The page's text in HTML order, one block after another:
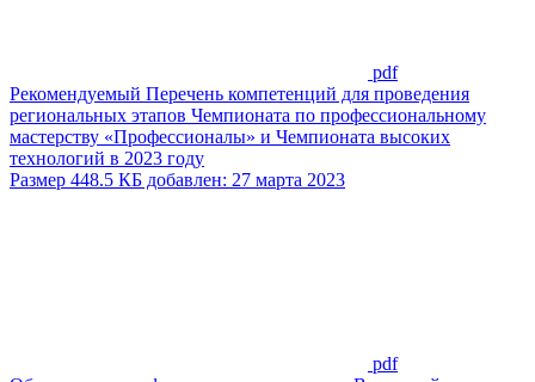
pdf
Рекомендуемый Перечень компетенций для проведения
региональных этапов Чемпионата по профессиональному
мастерству «Профессионалы» и Чемпионата высоких
технологий в 2023 году
Размер 448.5 КБ добавлен: 27 марта 2023
pdf